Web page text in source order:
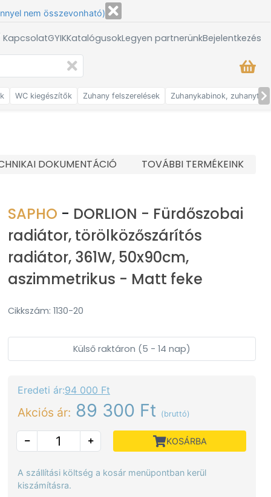
nem összevonható)
GYIKKatalógusokLegyen partnerünkBejelentkezés
WC kiegészítők Zuhany felszerelések Zuhanykabinok,
DOKUMENTÁCIÓ TOVÁBBI TERMÉKEINK
SAPHO - DORLION - Fürdőszobai
radiátor, törölközőszárítós
radiátor, 361W, 50x90cm,
aszimmetrikus - Matt feke
Cikkszám: 1130-20
Külső raktáron (5 - 14 nap)
Eredeti ár:94 000 Ft
Akciós ár: 89 300 Ft (bruttó)
KOSÁRBA
A szállítási költség a kosár menüpontban kerül
kiszámításra.